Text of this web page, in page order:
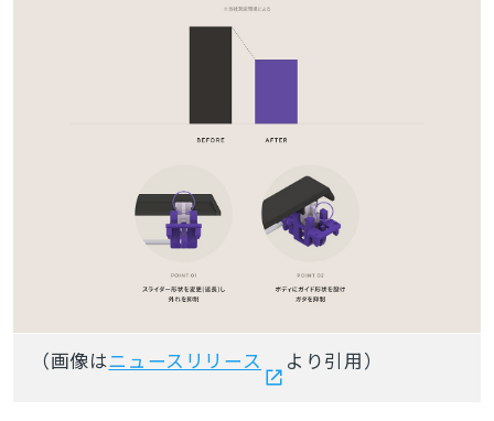
（画像はニュースリリース より引用）